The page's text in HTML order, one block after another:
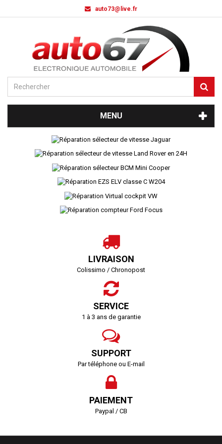
auto73@live.fr
MENU
LIVRAISON
Colissimo / Chronopost
SERVICE
1 à 3 ans de garantie
SUPPORT
Par téléphone ou E-mail
PAIEMENT
Paypal / CB